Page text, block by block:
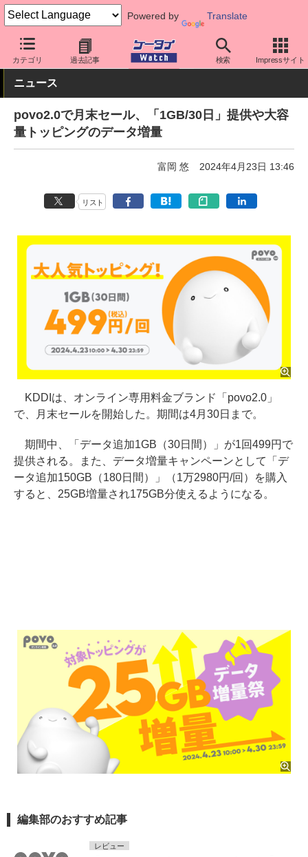
Powered by Translate
カテゴリ 過去記事 検索 Impressサイト
ケータイ Watch キャリア au povo
ニュース
povo2.0で月末セール、「1GB/30日」提供や大容
量トッピングのデータ増量
富岡 悠 2024年4月23日 13:46
リスト
KDDIは、オンライン専用料金ブランド「povo2.0」
で、月末セールを開始した。期間は4月30日まで。
期間中、「データ追加1GB（30日間）」が1回499円で
提供される。また、データ増量キャンペーンとして「デ
ータ追加150GB（180日間）」（1万2980円/回）を購入
すると、25GB増量され175GB分使えるようになる。
編集部のおすすめ記事
レビュー